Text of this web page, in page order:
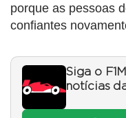
porque as pessoas
confiantes
Siga o
notícias